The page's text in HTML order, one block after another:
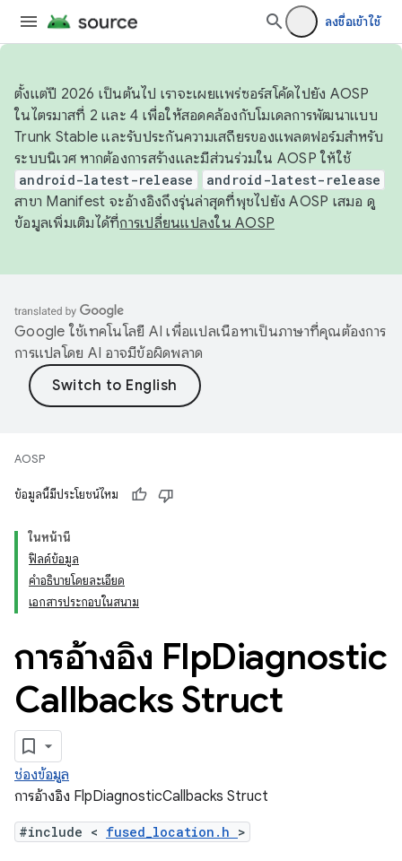
ลงชื่อเข้าใช้
ตั้งแต่ปี 2026 เป็นต้นไป เราจะเผยแพร่ซอร์สโค้ดไปยัง AOSP
ในไตรมาสที่ 2 และ 4 เพื่อให้สอดคล้องกับโมเดลการพัฒนาแบบ
Trunk Stable และรับประกันความเสถียรของแพลตฟอร์มสำหรับ
ระบบนิเวศ หากต้องการสร้างและมีส่วนร่วมใน AOSP ให้ใช้
android-latest-release android-latest-release
สาขา Manifest จะอ้างอิงถึงรุ่นล่าสุดที่พุชไปยัง AOSP เสมอ ดู
ข้อมูลเพิ่มเติมได้ที่การเปลี่ยนแปลงใน AOSP
Google ใช้เทคโนโลยี AI เพื่อแปลเนื้อหาเป็นภาษาที่คุณต้องการ
การแปลโดย AI อาจมีข้อผิดพลาด
AOSP
ข้อมูลนี้มีประโยชน์ไหม
ในหน้านี้
ฟิลด์ข้อมูล
คำอธิบายโดยละเอียด
เอกสารประกอบในสนาม
การอ้างอิง FlpDiagnostic
Callbacks Struct
ช่องข้อมูล
การอ้างอิง FlpDiagnosticCallbacks Struct
#include < fused_location.h >